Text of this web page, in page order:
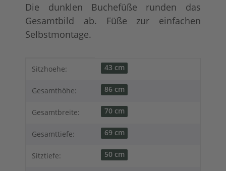
Die dunklen Buchefüße runden das
Gesamtbild ab. Füße zur einfachen
Selbstmontage.
Produkteigenschaft
Wert
Sitzhoehe: 43 cm
Gesamthöhe: 86 cm
Gesamtbreite: 70 cm
Gesamttiefe: 69 cm
Sitztiefe: 50 cm